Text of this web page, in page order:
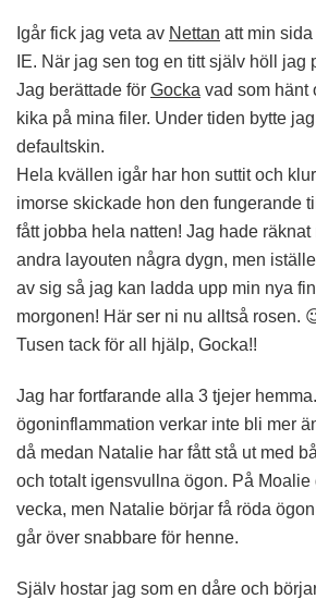
Igår fick jag veta av Nettan att min
IE. När jag sen tog en titt själv höll jag
Jag berättade för Gocka vad som hänt
kika på mina filer. Under tiden bytte
defaultskin.
Hela kvällen igår har hon suttit och
imorse skickade hon den fungerande
fått jobba hela natten! Jag hade räknat
andra layouten några dygn, men
av sig så jag kan ladda upp min nya
morgonen! Här ser ni nu alltså rosen.
Tusen tack för all hjälp, Gocka!!
Jag har fortfarande alla 3 tjejer
ögoninflammation verkar inte bli mer
då medan Natalie har fått stå ut med
och totalt igensvullna ögon. På Moalie
vecka, men Natalie börjar få röda
går över snabbare för henne.
Själv hostar jag som en dåre och